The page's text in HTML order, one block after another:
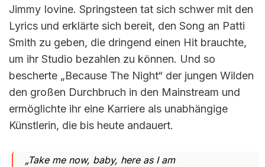
Jimmy Iovine. Springsteen tat sich schwer mit den
Lyrics und erklärte sich bereit, den Song an Patti
Smith zu geben, die dringend einen Hit brauchte,
um ihr Studio bezahlen zu können. Und so
bescherte „Because The Night“ der jungen Wilden
den großen Durchbruch in den Mainstream und
ermöglichte ihr eine Karriere als unabhängige
Künstlerin, die bis heute andauert.
„Take me now, baby, here as I am